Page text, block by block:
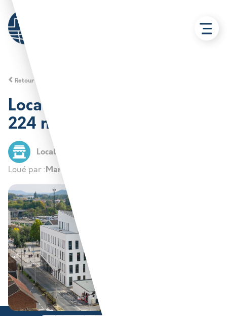
Retour aux solutions
Locaux commerciaux 205 à
224 m² – Béthune
Local commercial
Loué par :Marie Caroline ALIZIER